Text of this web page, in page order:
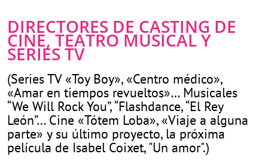
DIRECTORES DE CASTING DE
CINE, TEATRO MUSICAL Y
SERIES TV
(Series TV «Toy Boy», «Centro médico»,
«Amar en tiempos revueltos»… Musicales
“We Will Rock You”, “Flashdance, “El Rey
León”… Cine «Tótem Loba», «Viaje a alguna
parte» y su último proyecto, la próxima
película de Isabel Coixet, "Un amor".)